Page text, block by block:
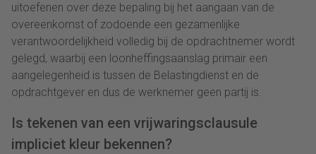
uitoefenen over deze bepaling bij het aangaan van de
overeenkomst of zodoende een gezamenlijke
verantwoordelijkheid volledig bij de opdrachtnemer wordt
gelegd, waarbij een loonheffingsaanslag primair een
aangelegenheid is tussen de Belastingdienst en de
opdrachtgever en dus de werknemer geen partij is.
Is tekenen van een vrijwaringsclausule
impliciet kleur bekennen?